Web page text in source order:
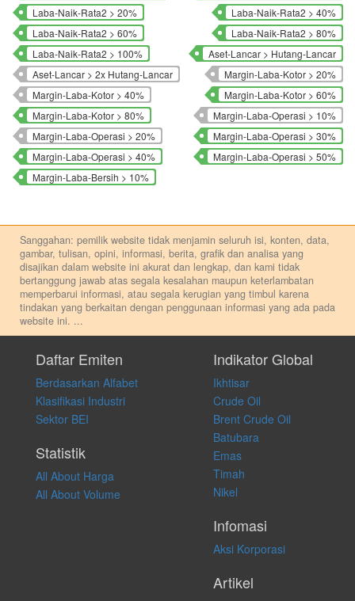
Laba-Naik-Rata2 > 20%
Laba-Naik-Rata2 > 40%
Laba-Naik-Rata2 > 60%
Laba-Naik-Rata2 > 80%
Laba-Naik-Rata2 > 100%
Aset-Lancar > Hutang-Lancar
Aset-Lancar > 2x Hutang-Lancar
Margin-Laba-Kotor > 20%
Margin-Laba-Kotor > 40%
Margin-Laba-Kotor > 60%
Margin-Laba-Kotor > 80%
Margin-Laba-Operasi > 10%
Margin-Laba-Operasi > 20%
Margin-Laba-Operasi > 30%
Margin-Laba-Operasi > 40%
Margin-Laba-Operasi > 50%
Margin-Laba-Bersih > 10%
Sanggahan: pemilik website tidak menjamin seluruh isi, konten, data,
gambar, tulisan, opini, informasi, berita, grafik dan analisa yang
disajikan dalam website ini akurat dan lengkap, dan kami tidak
bertanggung jawab atas segala kesalahan maupun keterlambatan
memperbarui informasi, atau segala kerugian yang timbul karena
tindakan yang berkaitan dengan penggunaan informasi yang ada pada
website ini. ...
pribadi. Kami tidak memberi anjuran, saran, rekomendasi untuk
membeli, menjual atau melakukan aktivitas lain yang terkait dengan
transaksi perdagangan apapun, dan kami tidak bertanggung jawab
atas keputusan investasi yang dilakukan dalam kondisi dan situasi
apapun juga, yang diakibatkan secara langsung maupun tidak
langsung atas konten pada website ini.
Daftar Emiten
Berdasarkan Alfabet
Klasifikasi Industri
Sektor BEI
Statistik
All About Harga
All About Volume
Indikator Global
Ikhtisar
Crude Oil
Brent Crude Oil
Batubara
Emas
Timah
Nikel
Infomasi
Aksi Korporasi
Artikel